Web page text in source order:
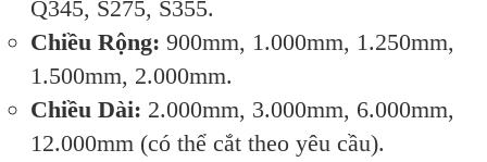
Q345, S275, S355.
Chiều Rộng: 900mm, 1.000mm, 1.250mm,
1.500mm, 2.000mm.
Chiều Dài: 2.000mm, 3.000mm, 6.000mm,
12.000mm (có thể cắt theo yêu cầu).